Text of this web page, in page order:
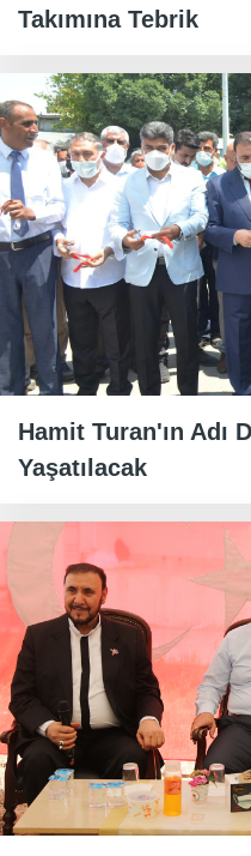
Takımına Tebrik
Hamit Turan'ın Adı
Yaşatılacak